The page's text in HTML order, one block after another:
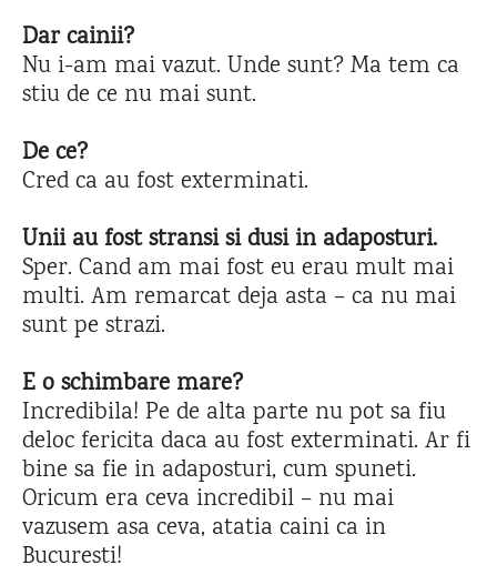
Dar cainii?
Nu i-am mai vazut. Unde sunt? Ma tem ca
stiu de ce nu mai sunt.
De ce?
Cred ca au fost exterminati.
Unii au fost stransi si dusi in adaposturi.
Sper. Cand am mai fost eu erau mult mai
multi. Am remarcat deja asta – ca nu mai
sunt pe strazi.
E o schimbare mare?
Incredibila! Pe de alta parte nu pot sa fiu
deloc fericita daca au fost exterminati. Ar fi
bine sa fie in adaposturi, cum spuneti.
Oricum era ceva incredibil – nu mai
vazusem asa ceva, atatia caini ca in
Bucuresti!